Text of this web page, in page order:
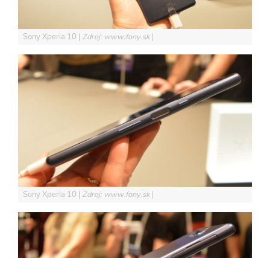
Sony Xperia 10 Zdroj: www.fony.sk
Sony Xperia 10 Zdroj: www.fony.sk